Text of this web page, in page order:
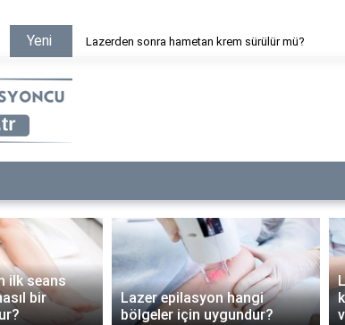
Yeni Lazer epilasyon alerjisine ne iyi gelir?
ilk seans
bir
Lazer epilasyon hangi
bölgeler için uygundur?